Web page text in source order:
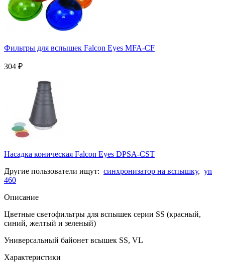
Фильтры для вспышек Falcon Eyes MFA-CF
304 ₽
Насадка коническая Falcon Eyes DPSA-CST
Другие пользователи ищут: синхронизатор на вспышку, yn
460
Описание
Цветные светофильтры для вспышек серии SS (красный,
синий, желтый и зеленый)
Универсальный байонет всышек SS, VL
Характеристики